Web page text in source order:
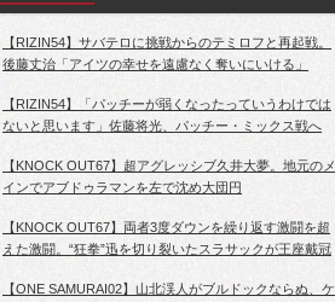
【RIZIN54】サバテロに挑戦からのテミロフと再起戦。
後藤丈治「アイツの幸せを遠慮なく奪いにいける」
【RIZIN54】「パッチーが弱くなったっていうわけでは
ないと思います」佐藤将光、パッチー・ミックス戦へ
【KNOCK OUT67】超アグレッシブ久井大夢。地元のメ
インでアブドゥラマンを左で沈め大団円
【KNOCK OUT67】両者3度ダウンを繰り返す激闘を超
えた激闘。“狂拳”迅を切り裂いたスラサックが王座戴冠
【ONE SAMURAI02】山北渓人がブルドックならぬ、ケ